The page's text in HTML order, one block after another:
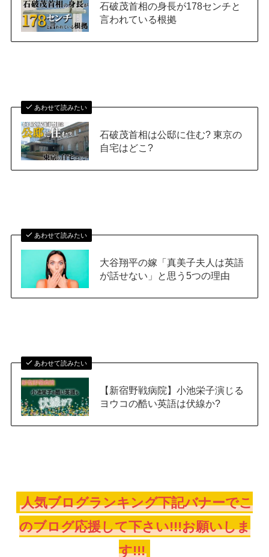
石破茂首相の身長が178センチと
言われている根拠
あわせて読みたい
石破茂首相は公邸に住む? 東京の
自宅はどこ?
あわせて読みたい
大谷翔平の嫁「真美子夫人は英語
が話せない」と思う5つの理由
あわせて読みたい
【新宿野戦病院】小池栄子演じる
ヨウコの酷い英語は伏線か?
人気ブログランキング下記バナーでこ
のブログ応援して下さい!!!お願いしま
す!!!